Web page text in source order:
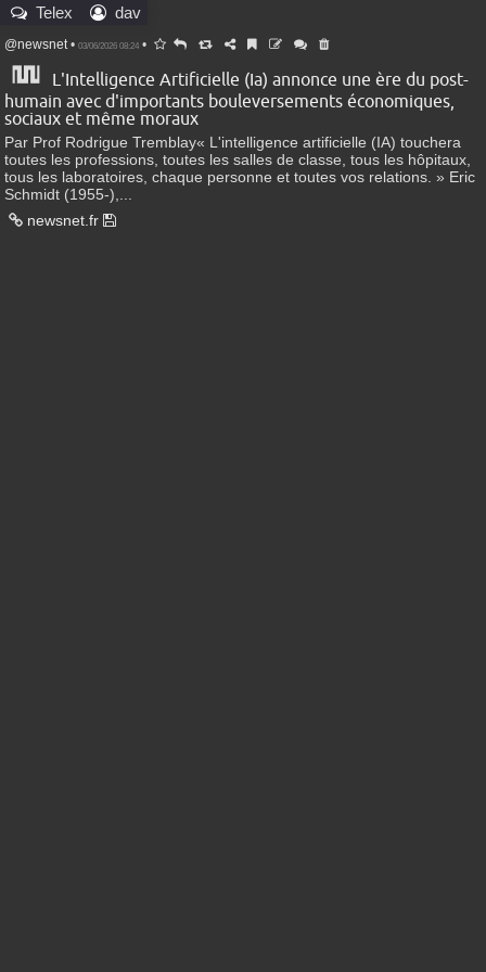
Telex dav
@newsnet• 03/06/2026 08:24 •
L'Intelligence Artificielle (Ia) annonce une ère du post-
humain avec d'importants bouleversements économiques,
sociaux et même moraux
Par Prof Rodrigue Tremblay« L'intelligence artificielle (IA) touchera
toutes les professions, toutes les salles de classe, tous les hôpitaux,
tous les laboratoires, chaque personne et toutes vos relations. » Eric
Schmidt (1955-),...
newsnet.fr